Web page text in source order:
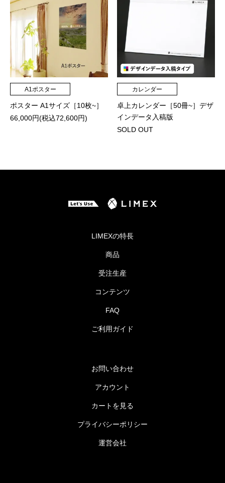
A1ポスター
ポスター A1サイズ［10枚~］
66,000円(税込72,600円)
カレンダー
卓上カレンダー［50冊~］デザ
インデータ入稿版
SOLD OUT
LIMEXの特長
商品
受注生産
コンテンツ
FAQ
ご利用ガイド
お問い合わせ
アカウント
カートを見る
プライバシーポリシー
運営会社